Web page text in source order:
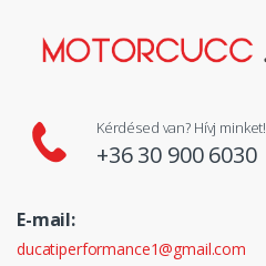
Kérdésed van? Hívj minket!
+36 30 900 6030
E-mail:
ducatiperformance1@gmail.com